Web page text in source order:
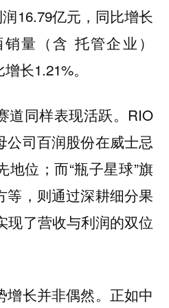
16.79亿元，同比增长
量（含 托管企业）
长1.21%。
同样表现活跃。 RIO
公司百润股份在威士忌
地位；而“瓶子星球”旗
等，则通过深耕细分果
现了营收与利润的双位
长并非偶然。 正如中